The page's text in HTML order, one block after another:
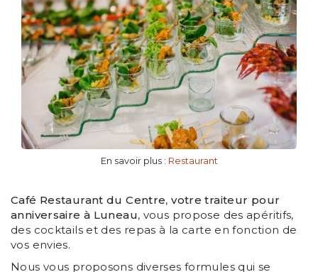
En savoir plus : Restaurant
Café Restaurant du Centre,votre traiteur pour
anniversaire à Luneau, vous propose des apéritifs,
des cocktails et des repas à la carte en fonction de
vos envies.
Nous vous proposons diverses formules qui se